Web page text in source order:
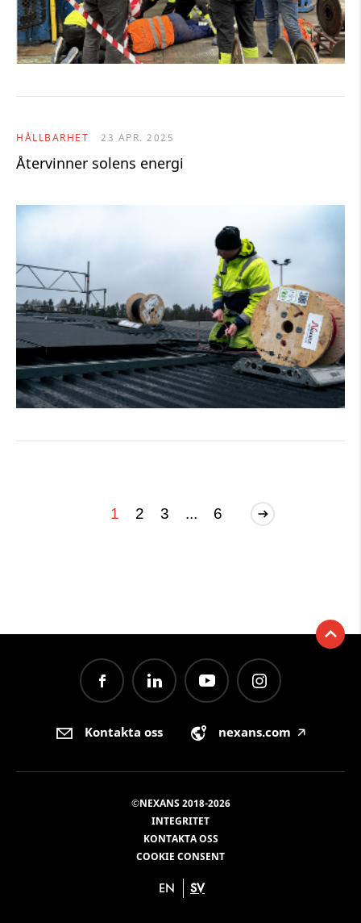
HÅLLBARHET 23 APR. 2025
Återvinner solens energi
1 2 3 ... 6
Kontakta oss nexans.com 🡥
©NEXANS 2018-2026
INTEGRITET
KONTAKTA OSS
COOKIE CONSENT
EN SV